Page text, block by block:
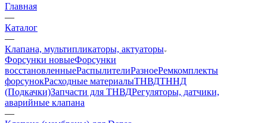
Главная
—
Каталог
—
Клапана, мультипликаторы, актуаторы
Форсунки новыеФорсунки
восстановленныеРаспылителиРазноеРемкомплекты
форсунокРасходные материалыТНВДТННД
(Подкачки)Запчасти для ТНВДРегуляторы, датчики,
аварийные клапана
—